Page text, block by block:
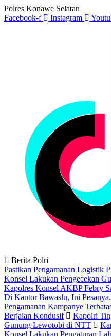
Polres Konawe Selatan
Facebook-f
Instagram
Berita Polri
Pastikan Pengamanan Logistik
Konsel Lakukan Pengecekan
Kapolres Konsel AKBP Febry
Di Kantor Bawaslu, Ini
Pengamanan Kampanye
Berjalan Kondusif
Kapolri
Gunung Lewotobi di NTT
Konsel Lakukan Pengaturan